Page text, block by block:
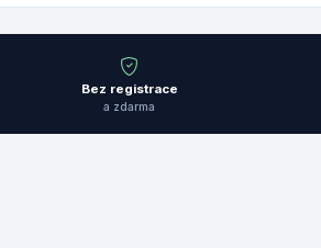
Bez registrace
a zdarma